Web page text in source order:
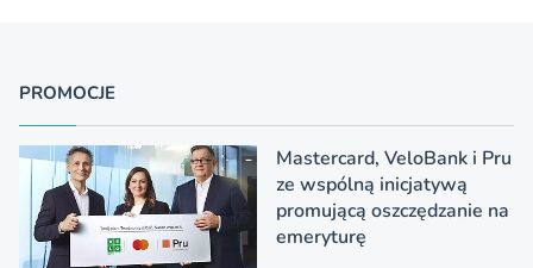
PROMOCJE
Mastercard, VeloBank i Pru
ze wspólną inicjatywą
promującą oszczędzanie na
emeryturę